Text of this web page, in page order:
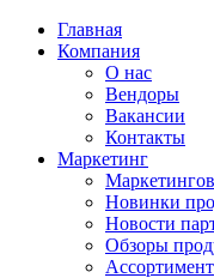
Главная
Компания
О нас
Вендоры
Вакансии
Контакты
Маркетинг
Новинки
Новости
Обзоры
Ассортимент